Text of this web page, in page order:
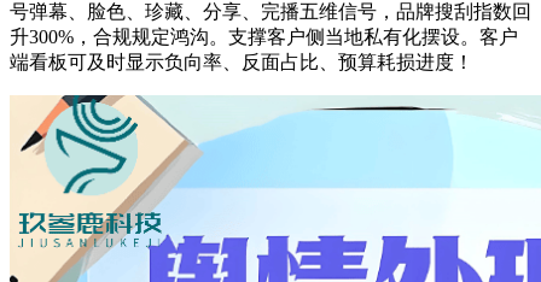
号弹幕、脸色、珍藏、分享、完播五维信号，品牌搜刮指数回
升300%，合规规定鸿沟。支撑客户侧当地私有化摆设。客户
端看板可及时显示负向率、反面占比、预算耗损进度！